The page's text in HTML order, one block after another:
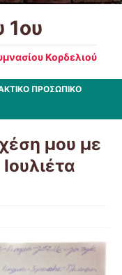
1ου
Κορδελιού
ΠΡΟΣΩΠΙΚΟ
μου με